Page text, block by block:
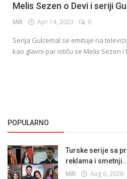
Melis Sezen o Devi i seriji
Milt Apr 14, 2023 0
Serija Gulcemal se emituje na
kao glavni par ističu se Melis Sezen i
POPULARNO
Turske serije sa
reklama i
Milt Aug 6, 2026